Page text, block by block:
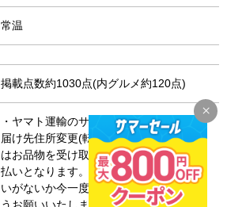
常温
掲載点数約1030点(内グルメ約120点)
・ヤマト運輸のサービス変更により、お
届け先住所変更(転送)した場合、転送費用
はお品物を受け取るお客さまによるお支
払いとなります。お届け先住所にお間違
いがないか今一度ご確認いただきますよ